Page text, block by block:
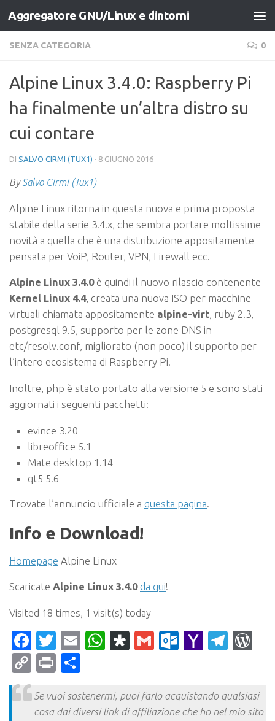
Salta al contenuto
Aggregatore GNU/Linux e dintorni
SENZA CATEGORIA 0
Alpine Linux 3.4.0: Raspberry Pi
ha finalmente un’altra distro su
cui contare
DI SALVO CIRMI (TUX1) · 8 GIUGNO 2016
BySalvo Cirmi (Tux1)
Alpine Linux ritorna in questa nuova e prima proposta
stabile della serie 3.4.x, che sembra portare moltissime
novità a quella che è una distribuzione appositamente
pensata per VoiP, Router, VPN, Firewall ecc.
Alpine Linux 3.4.0è quindi il nuovo rilascio contenente
Kernel Linux 4.4, creata una nuova ISO per macchine
virtuali chiamata appositamente alpine-virt, ruby 2.3,
postgresql 9.5, supporto per le zone DNS in
etc/resolv.conf, migliorato (non poco) il supporto per
l’intero ecosistema di Raspberry Pi.
Inoltre, php è stato portato alla versione 5 e sono stati
aggiornati i seguenti pacchetti:
evince 3.20
libreoffice 5.1
Mate desktop 1.14
qt5 5.6
Trovate l’annuncio ufficiale a questa pagina.
Info e Download!
Homepage Alpine Linux
Scaricate Alpine Linux 3.4.0 da qui!
Visited 18 times, 1 visit(s) today
Facebook
Twitter
EmailWhatsApp
Diaspora
Gmail Yahoo
CopyPrint
Se vuoi sostenermi, puoi farlo acquistando qualsiasi
cosa dai diversi link di affiliazione che ho nel mio sito